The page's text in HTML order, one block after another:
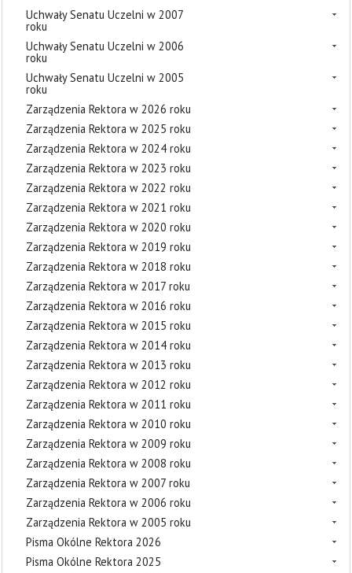
Uchwały Senatu Uczelni w 2007
roku
Uchwały Senatu Uczelni w 2006
roku
Uchwały Senatu Uczelni w 2005
roku
Zarządzenia Rektora w 2026 roku
Zarządzenia Rektora w 2025 roku
Zarządzenia Rektora w 2024 roku
Zarządzenia Rektora w 2023 roku
Zarządzenia Rektora w 2022 roku
Zarządzenia Rektora w 2021 roku
Zarządzenia Rektora w 2020 roku
Zarządzenia Rektora w 2019 roku
Zarządzenia Rektora w 2018 roku
Zarządzenia Rektora w 2017 roku
Zarządzenia Rektora w 2016 roku
Zarządzenia Rektora w 2015 roku
Zarządzenia Rektora w 2014 roku
Zarządzenia Rektora w 2013 roku
Zarządzenia Rektora w 2012 roku
Zarządzenia Rektora w 2011 roku
Zarządzenia Rektora w 2010 roku
Zarządzenia Rektora w 2009 roku
Zarządzenia Rektora w 2008 roku
Zarządzenia Rektora w 2007 roku
Zarządzenia Rektora w 2006 roku
Zarządzenia Rektora w 2005 roku
Pisma Okólne Rektora 2026
Pisma Okólne Rektora 2025